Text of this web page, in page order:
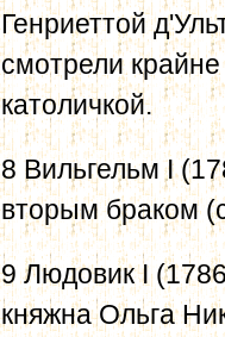
Генриеттой
смотрели
католичкой.
8 Вильгельм I
вторым браком
9 Людовик I
княжна Ольга